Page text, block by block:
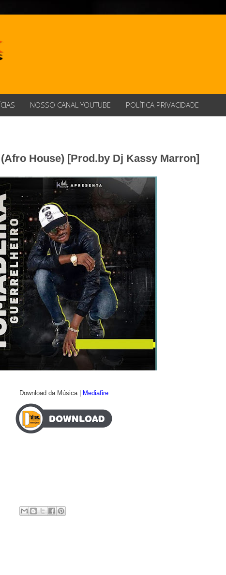
NOSSO CANAL YOUTUBE POLÍTICA PRIVACIDADE
House) [Prod.by Dj Kassy Marron]
Download da Música | Mediafire